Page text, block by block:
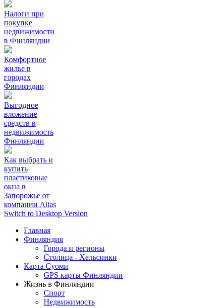
Налоги при
покупке
недвижимости
в Финляндии
Комфортное
жилье в
городах
Финляндии
Выгодное
вложение
средств в
недвижимость
Финляндии
Как выбрать и
купить
пластиковые
окна в
Запорожье от
компании Alias
Switch to Desktop Version
Главная
Финляндия
Города и регионы
Столица - Хельсинки
Карта Суоми
GPS карты Финляндии
Жизнь в Финляндии
Спорт
Недвижимость